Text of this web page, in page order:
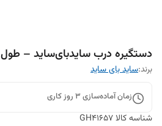
دستگیره درب سایدبای‌ساید – طول ۵۱ سانتی‌متر
برند:ساید بای ساید
زمان آماده‌سازی 3 روز کاری
شناسه کالاGH41657